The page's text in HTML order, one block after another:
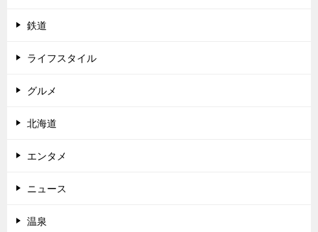
鉄道
ライフスタイル
グルメ
北海道
エンタメ
ニュース
温泉